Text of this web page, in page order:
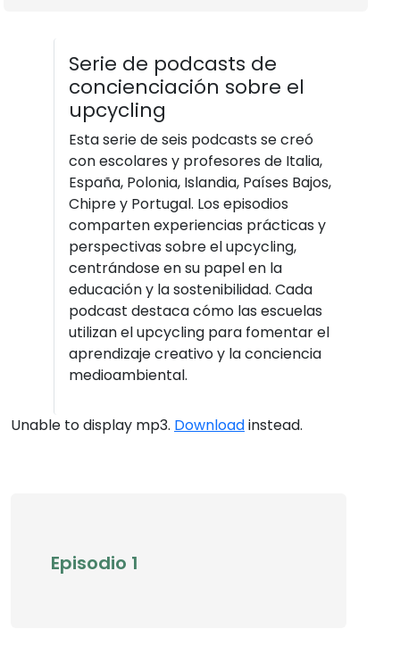
Serie de podcasts de
concienciación sobre el
upcycling
Esta serie de seis podcasts se creó
con escolares y profesores de Italia,
España, Polonia, Islandia, Países Bajos,
Chipre y Portugal. Los episodios
comparten experiencias prácticas y
perspectivas sobre el upcycling,
centrándose en su papel en la
educación y la sostenibilidad. Cada
podcast destaca cómo las escuelas
utilizan el upcycling para fomentar el
aprendizaje creativo y la conciencia
medioambiental.
Unable to display mp3. Downloadinstead.
Episodio 1